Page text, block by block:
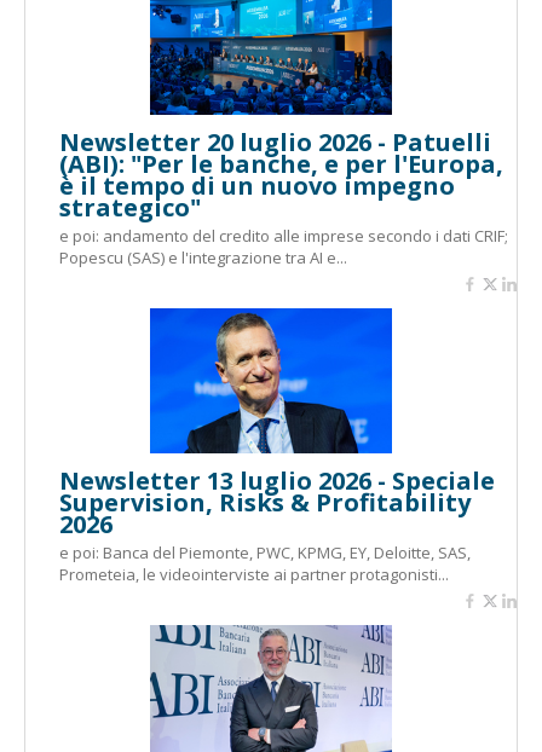
Newsletter 20 luglio 2026 - Patuelli
(ABI): "Per le banche, e per l'Europa,
è il tempo di un nuovo impegno
strategico"
e poi: andamento del credito alle imprese secondo i dati CRIF;
Popescu (SAS) e l'integrazione tra AI e...
Newsletter 13 luglio 2026 - Speciale
Supervision, Risks & Profitability
2026
e poi: Banca del Piemonte, PWC, KPMG, EY, Deloitte, SAS,
Prometeia, le videointerviste ai partner protagonisti...